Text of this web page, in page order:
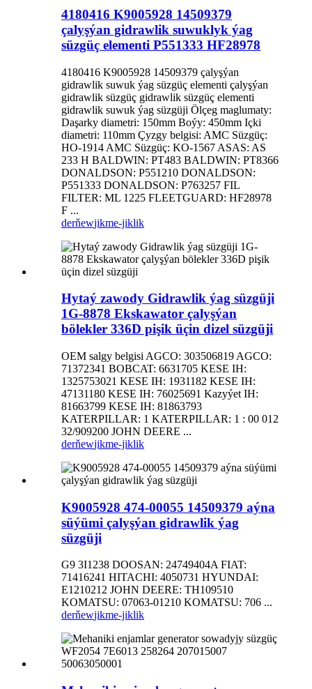
4180416 K9005928 14509379
çalyşýan gidrawlik suwuklyk ýag
süzgüç elementi P551333 HF28978
4180416 K9005928 14509379 çalyşýan
gidrawlik suwuk ýag süzgüç elementi çalyşýan
gidrawlik süzgüç gidrawlik süzgüç elementi
gidrawlik suwuk ýag süzgüji Ölçeg maglumaty:
Daşarky diametri: 150mm Boýy: 450mm Içki
diametri: 110mm Çyzgy belgisi: AMC Süzgüç:
HO-1914 AMC Süzgüç: KO-1567 ASAS: AS
233 H BALDWIN: PT483 BALDWIN: PT8366
DONALDSON: P551210 DONALDSON:
P551333 DONALDSON: P763257 FIL
FILTER: ML 1225 FLEETGUARD: HF28978
F ...
derňewjikme-jiklik
Hytaý zawody Gidrawlik ýag süzgüji
1G-8878 Ekskawator çalyşýan
bölekler 336D pişik üçin dizel süzgüji
OEM salgy belgisi AGCO: 303506819 AGCO:
71372341 BOBCAT: 6631705 KESE IH:
1325753021 KESE IH: 1931182 KESE IH:
47131180 KESE IH: 76025691 Kazyýet IH:
81663799 KESE IH: 81863793
KATERPILLAR: 1 KATERPILLAR: 1 : 00 012
32/909200 JOHN DEERE ...
derňewjikme-jiklik
K9005928 474-00055 14509379 aýna
süýümi çalyşýan gidrawlik ýag
süzgüji
G9 3I1238 DOOSAN: 24749404A FIAT:
71416241 HITACHI: 4050731 HYUNDAI:
E1210212 JOHN DEERE: TH109510
KOMATSU: 07063-01210 KOMATSU: 706 ...
derňewjikme-jiklik